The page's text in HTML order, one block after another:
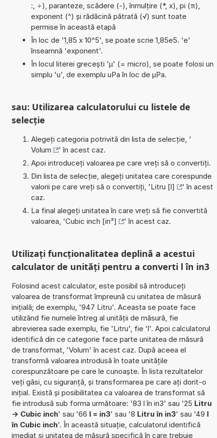
:, ÷), paranteze, scădere (-), înmulțire (*, x), pi (π),
exponent (^) și rădăcină pătrată (√) sunt toate
permise în această etapă
În loc de '1,85 x 10^5', se poate scrie 1,85e5. 'e'
înseamnă 'exponent'.
În locul literei grecești 'µ' (= micro), se poate folosi un
simplu 'u', de exemplu uPa în loc de µPa.
sau: Utilizarea calculatorului cu listele de
selecție
Alegeți categoria potrivită din lista de selecție, '
Volum
' în acest caz.
Apoi introduceți valoarea pe care vreți să o convertiți.
Din lista de selecție, alegeți unitatea care corespunde
valorii pe care vreți să o convertiți, 'Litru [l]
' în acest
caz.
La final alegeți unitatea în care vreți să fie convertită
valoarea, 'Cubic inch [in³] ' în acest caz.
Utilizați funcționalitatea deplină a acestui
calculator de unități pentru a converti l în in3
Folosind acest calculator, este posibil să introduceți
valoarea de transformat împreună cu unitatea de măsură
inițială; de exemplu, '947 Litru'. Aceasta se poate face
utilizând fie numele întreg al unității de măsură, fie
abrevierea sade exemplu, fie 'Litru', fie 'l'. Apoi calculatorul
identifică din ce categorie face parte unitatea de măsură
de transformat, 'Volum' în acest caz. După aceea el
transformă valoarea introdusă în toate unitățile
corespunzătoare pe care le cunoaște. În lista rezultatelor
veți găsi, cu siguranță, și transformarea pe care ați dorit-o
inițial. Există și posibilitatea ca valoarea de transformat să
fie introdusă sub forma următoare: '83 l în in3' sau '25 Litru
-> Cubic inch' sau '66 l = in3' sau '8 Litru în in3' sau '49 l
în Cubic inch'. În această situație, calculatorul identifică
imediat și unitatea de măsură specifică în care trebuie